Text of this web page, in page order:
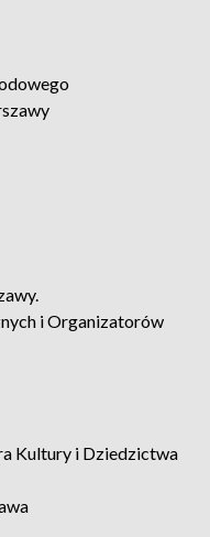
i Organizatorów
Kultury i Dziedzictwa